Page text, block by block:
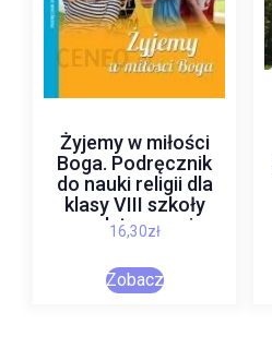
Żyjemy w miłości
Boga. Podręcznik
do nauki religii dla
klasy VIII szkoły
podstawowej
16,30zł
Zobacz